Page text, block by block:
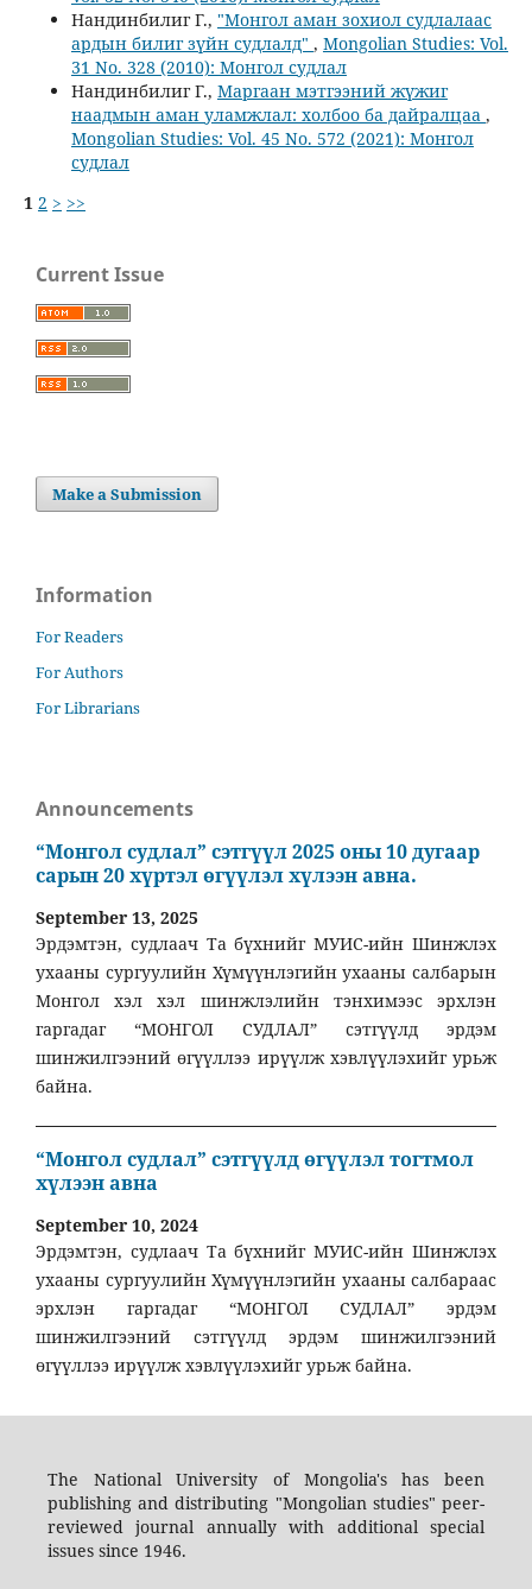
Нандинбилиг Г., "Монгол аман зохиол судлалаас
ардын билиг зүйн судлалд" , Mongolian Studies: Vol.
31 No. 328 (2010): Монгол судлал
Нандинбилиг Г., Маргаан мэтгээний жүжиг
наадмын аман уламжлал: холбоо ба дайралцаа ,
Mongolian Studies: Vol. 45 No. 572 (2021): Монгол
судлал
1 2 > >>
Current Issue
Make a Submission
Information
For Readers
For Authors
For Librarians
Announcements
“Монгол судлал” сэтгүүл 2025 оны 10 дугаар
сарын 20 хүртэл өгүүлэл хүлээн авна.
September 13, 2025
Эрдэмтэн, судлаач Та бүхнийг МУИС-ийн Шинжлэх
ухааны сургуулийн Хүмүүнлэгийн ухааны салбарын
Монгол хэл хэл шинжлэлийн тэнхимээс эрхлэн
гаргадаг “МОНГОЛ СУДЛАЛ” сэтгүүлд эрдэм
шинжилгээний өгүүллээ ирүүлж хэвлүүлэхийг урьж
байна.
“Монгол судлал” сэтгүүлд өгүүлэл тогтмол
хүлээн авна
September 10, 2024
Эрдэмтэн, судлаач Та бүхнийг МУИС-ийн Шинжлэх
ухааны сургуулийн Хүмүүнлэгийн ухааны салбараас
эрхлэн гаргадаг “МОНГОЛ СУДЛАЛ” эрдэм
шинжилгээний сэтгүүлд эрдэм шинжилгээний
өгүүллээ ирүүлж хэвлүүлэхийг урьж байна.
The National University of Mongolia's has been
publishing and distributing "Mongolian studies" peer-
reviewed journal annually with additional special
issues since 1946.